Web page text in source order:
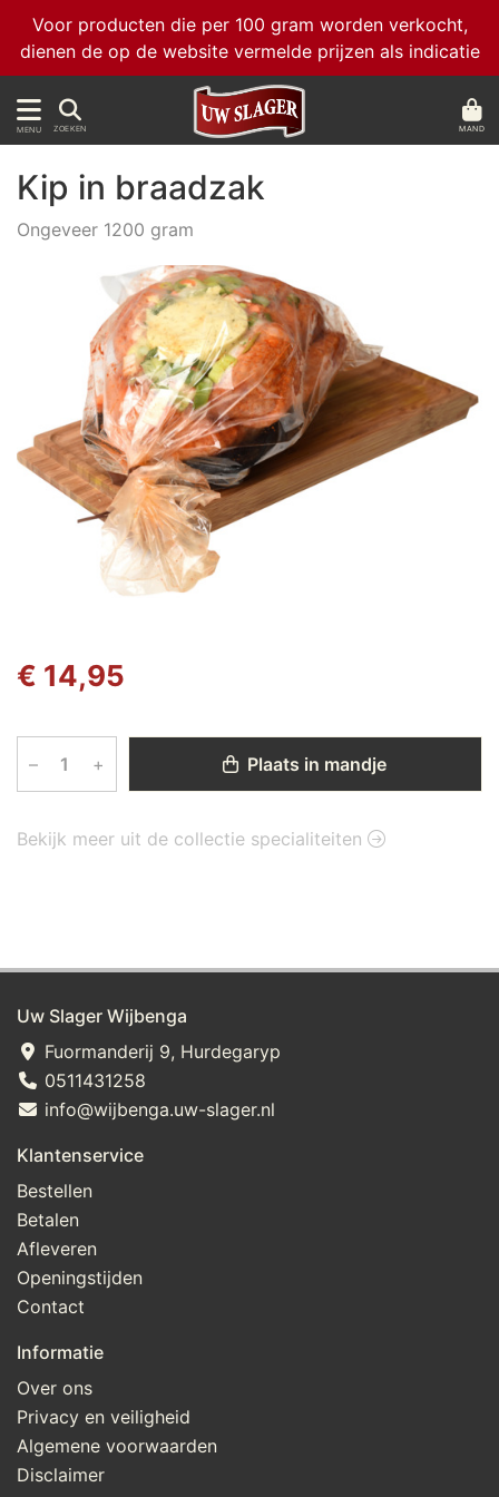
Voor producten die per 100 gram worden verkocht,
dienen de op de website vermelde prijzen als indicatie
MENU ZOEKEN MAND
Kip in braadzak
Ongeveer 1200 gram
€ 14,95
– + Plaats in mandje
Bekijk meer uit de collectie specialiteiten
Uw Slager Wijbenga
Fuormanderij 9, Hurdegaryp
0511431258
info@wijbenga.uw-slager.nl
Klantenservice
Bestellen
Betalen
Afleveren
Openingstijden
Contact
Informatie
Over ons
Privacy en veiligheid
Algemene voorwaarden
Disclaimer